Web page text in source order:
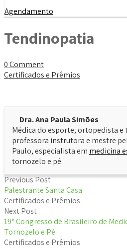
Agendamento
Tendinopatia
0 Comment
Certificados e Prêmios
Dra. Ana Paula Simões
Médica do esporte, ortopedista
professora instrutora e mestre
Paulo, especialista em medicina
tornozelo e pé.
Previous Post
Palestrante Santa Casa
Certificados e Prêmios
Next Post
19° Congresso de Brasileiro de
Tornozelo e Pé
Certificados e Prêmios